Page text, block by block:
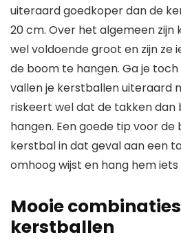
uiteraard goedkoper dan de
20 cm. Over het algemeen
wel voldoende groot en zijn ze
de boom te hangen. Ga je
vallen je kerstballen uiteraard
riskeert wel dat de takken dan
hangen. Een goede tip voor de
kerstbal in dat geval aan een
omhoog wijst en hang hem
Mooie
kerstballen